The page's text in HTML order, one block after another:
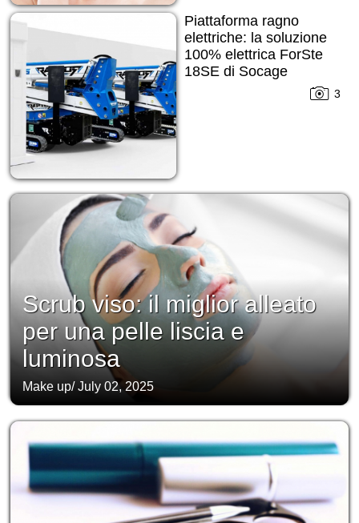
Piattaforma ragno
elettriche: la soluzione
100% elettrica ForSte
18SE di Socage
3
Scrub viso: il miglior alleato
per una pelle liscia e
luminosa
Make up/July 02, 2025